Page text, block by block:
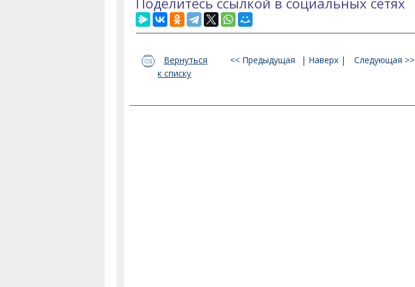
Вернуться
к списку
<< Предыдущая | Наверх | Следующая >>